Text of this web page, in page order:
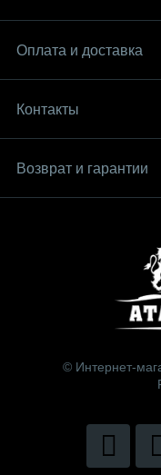
Оплата и доставка
Контакты
Возврат и гарантии
© Интернет-